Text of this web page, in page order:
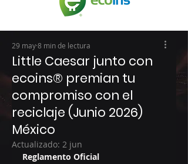
Little Caesar junto con
ecoins® premian tu
compromiso con el
reciclaje (Junio 2026)
México
29 may8 min de lectura
Actualizado: 2 jun
Reglamento Oficial